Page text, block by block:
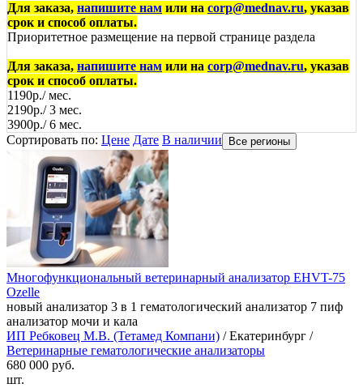
Для заказа, напишите нам или на corp@mednav.ru, указав
срок и способ оплаты.
Приоритетное размещение на первой странице раздела
Для заказа, напишите нам или на corp@mednav.ru, указав
срок и способ оплаты.
1190р./ мес.
2190р./ 3 мес.
3900р./ 6 мес.
Сортировать по: Цене Дате В наличии Все регионы
Многофункциональный ветеринарный анализатор EHVT-75
Ozelle
новый анализатор 3 в 1 гематологический анализатор 7 пиф
анализатор мочи и кала
ИП Ребковец М.В. (Тетамед Компани) / Екатеринбург /
Ветеринарные гематологические анализаторы
680 000 руб.
шт.